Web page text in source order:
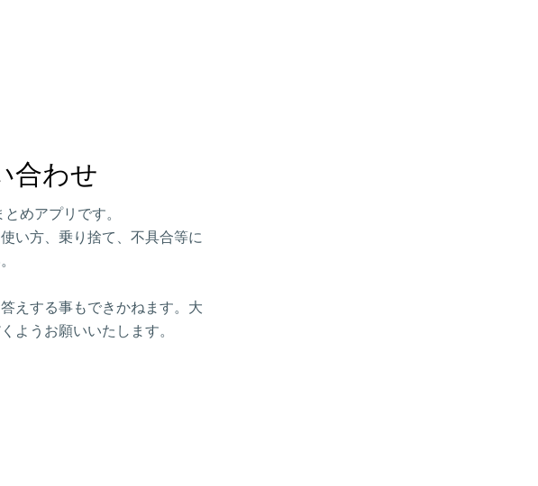
合わせ
めアプリです。
い方、乗り捨て、不具合等に
えする事もできかねます。大
ようお願いいたします。